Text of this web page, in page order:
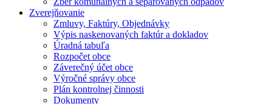
Zverejňovanie
Zmluvy, Faktúry, Objednávky
Výpis naskenovaných faktúr a dokladov
Úradná tabuľa
Rozpočet obce
Záverečný účet obce
Výročné správy obce
Plán kontrolnej činnosti
Dokumenty